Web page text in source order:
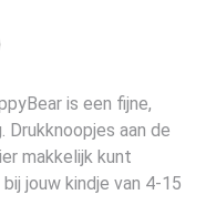
is een fijne,
aan de
makkelijk kunt
jouw kindje van 4-15